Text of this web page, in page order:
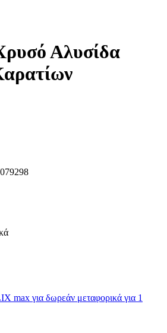
Αλυσίδα
max για δωρεάν μεταφορικά για 1